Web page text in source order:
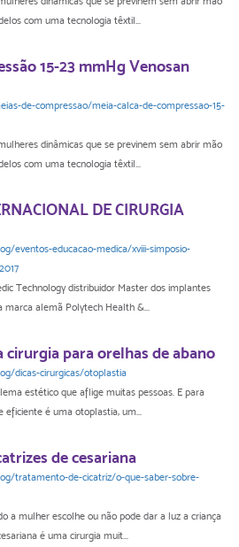
com uma tecnologia têxtil...
15-23 mmHg Venosan
de-compressao/meia-calca-de-compressao-15-
dinâmicas que se previnem sem abrir mão
com uma tecnologia têxtil...
DE CIRURGIA
eventos-educacao-medica/xviii-simposio-
Technology distribuidor Master dos implantes
marca alemã Polytech Health &...
para orelhas de abano
dicas-cirurgicas/otoplastia
estético que aflige muitas pessoas. E para
eficiente é uma otoplastia, um...
de cesariana
tratamento-de-cicatriz/o-que-saber-sobre-
a mulher escolhe ou não pode dar a luz a criança
é uma cirurgia muit...